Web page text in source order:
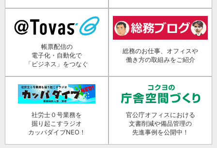
帳票配信の
電子化・自動化で
「ビジネス」をつなぐ
総務のお仕事、オフィスや
働き方の取組みをご紹介
社労士０号業務を
掘り起こすラジオ
カッパダイブNEO！
官公庁オフィスにおける
文書削減や備品管理の
先進事例を公開中！